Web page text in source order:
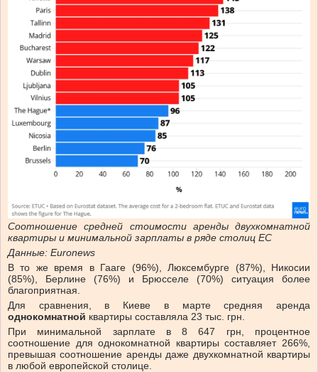
Соотношение средней стоимости аренды двухкомнатной
квартиры и минимальной зарплаты в ряде столиц ЕС
Данные: Euronews
В то же время в Гааге (96%), Люксембурге (87%), Никосии
(85%), Берлине (76%) и Брюсселе (70%) ситуация более
благоприятная.
Для сравнения, в Киеве в марте средняя аренда
однокомнатной квартиры составляла 23 тыс. грн.
При минимальной зарплате в 8 647 грн, процентное
соотношение для однокомнатной квартиры составляет 266%,
превышая соотношение аренды даже двухкомнатной квартиры
в любой европейской столице.